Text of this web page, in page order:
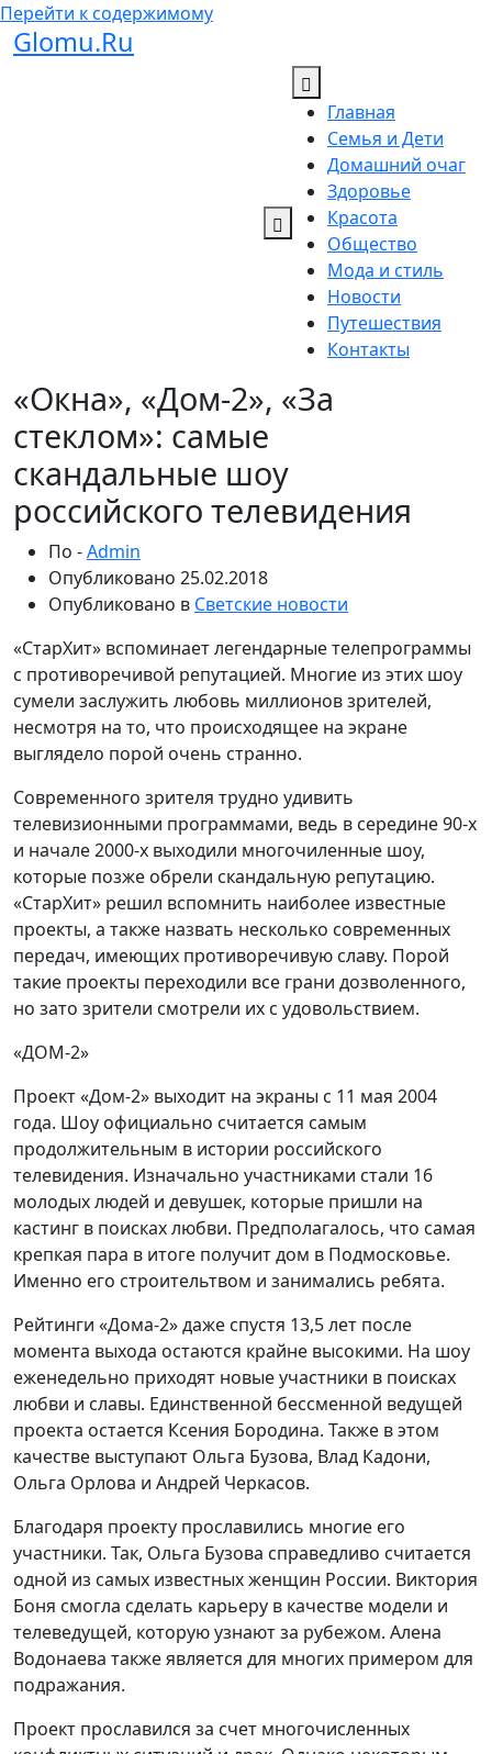
Перейти к содержимому
Glomu.Ru
Главная
Семья и Дети
Домашний очаг
Здоровье
Красота
Общество
Мода и стиль
Новости
Путешествия
Контакты
«Окна», «Дом-2», «За
стеклом»: самые
скандальные шоу
российского телевидения
По -Admin
Опубликовано 25.02.2018
Опубликовано в Светские новости
«СтарХит» вспоминает легендарные телепрограммы
с противоречивой репутацией. Многие из этих шоу
сумели заслужить любовь миллионов зрителей,
несмотря на то, что происходящее на экране
выглядело порой очень странно.
Современного зрителя трудно удивить
телевизионными программами, ведь в середине 90-х
и начале 2000-х выходили многочиленные шоу,
которые позже обрели скандальную репутацию.
«СтарХит» решил вспомнить наиболее известные
проекты, а также назвать несколько современных
передач, имеющих противоречивую славу. Порой
такие проекты переходили все грани дозволенного,
но зато зрители смотрели их с удовольствием.
«ДОМ-2»
Проект «Дом-2» выходит на экраны с 11 мая 2004
года. Шоу официально считается самым
продолжительным в истории российского
телевидения. Изначально участниками стали 16
молодых людей и девушек, которые пришли на
кастинг в поисках любви. Предполагалось, что самая
крепкая пара в итоге получит дом в Подмосковье.
Именно его строительтвом и занимались ребята.
Рейтинги «Дома-2» даже спустя 13,5 лет после
момента выхода остаются крайне высокими. На шоу
еженедельно приходят новые участники в поисках
любви и славы. Единственной бессменной ведущей
проекта остается Ксения Бородина. Также в этом
качестве выступают Ольга Бузова, Влад Кадони,
Ольга Орлова и Андрей Черкасов.
Благодаря проекту прославились многие его
участники. Так, Ольга Бузова справедливо считается
одной из самых известных женщин России. Виктория
Боня смогла сделать карьеру в качестве модели и
телеведущей, которую узнают за рубежом. Алена
Водонаева также является для многих примером для
подражания.
Проект прославился за счет многочисленных